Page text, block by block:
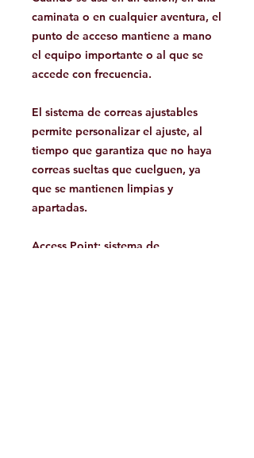
caminata o en cualquier aventura, el
punto de acceso mantiene a mano
el equipo importante o al que se
accede con frecuencia.
El sistema de correas ajustables
permite personalizar el ajuste, al
tiempo que garantiza que no haya
correas sueltas que cuelguen, ya
que se mantienen limpias y
apartadas.
Access Point: sistema de